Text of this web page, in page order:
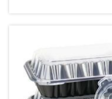
التي تقدم